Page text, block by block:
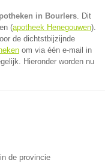
in Bourlers. Dit
(apotheek Henegouwen).
de dichtstbijzijnde
om via één e-mail in
Hieronder worden nu
de provincie